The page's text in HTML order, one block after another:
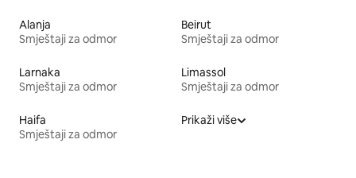
Alanja
Smještaji za odmor
Beirut
Smještaji za odmor
Larnaka
Smještaji za odmor
Limassol
Smještaji za odmor
Haifa
Smještaji za odmor
Prikaži više